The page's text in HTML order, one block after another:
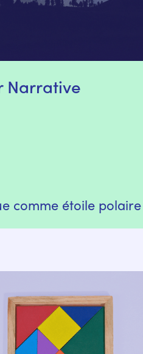
Narrative
comme étoile polaire